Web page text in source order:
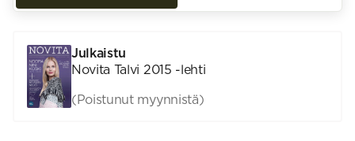
Julkaistu
Novita Talvi 2015 -lehti
(Poistunut myynnistä)